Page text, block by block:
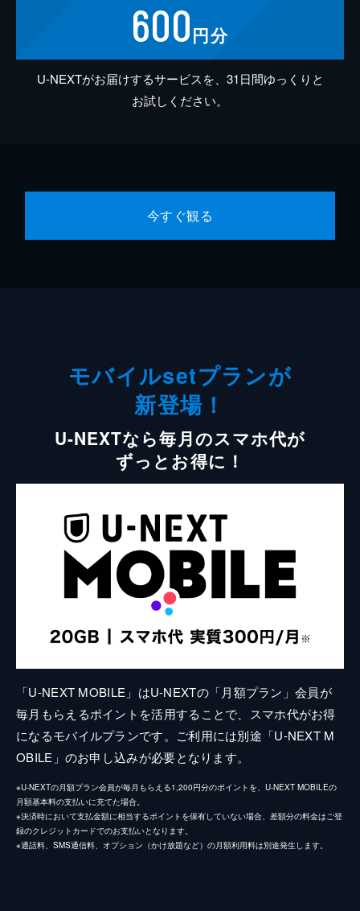
600円分
U-NEXTがお届けするサービスを、31日間ゆっくりと
お試しください。
今すぐ観る
モバイルsetプランが
新登場！
U-NEXTなら毎月のスマホ代が
ずっとお得に！
「U-NEXT MOBILE」はU-NEXTの「月額プラン」会員が
毎月もらえるポイントを活用することで、スマホ代がお得
になるモバイルプランです。ご利用には別途「U-NEXT M
OBILE」のお申し込みが必要となります。
※U-NEXTの月額プラン会員が毎月もらえる1,200円分のポイントを、U-NEXT MOBILEの
月額基本料の支払いに充てた場合。
※決済時において支払金額に相当するポイントを保有していない場合、差額分の料金はご登
録のクレジットカードでのお支払いとなります。
※通話料、SMS通信料、オプション（かけ放題など）の月額利用料は別途発生します。